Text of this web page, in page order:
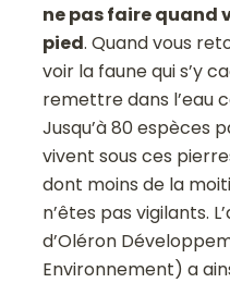
ne pas faire quand
pied. Quand vous
voir la faune qui s’y
remettre dans l’eau
Jusqu’à 80 espèces
vivent sous ces
dont moins de la
n’êtes pas vigilants.
d’Oléron
Environnement) a